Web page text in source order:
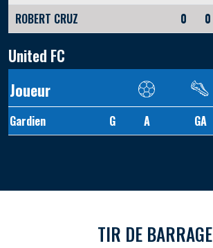
ROBERT CRUZ
0 0
United FC
Joueur
Gardien G A GA
TIR DE BARRAGE